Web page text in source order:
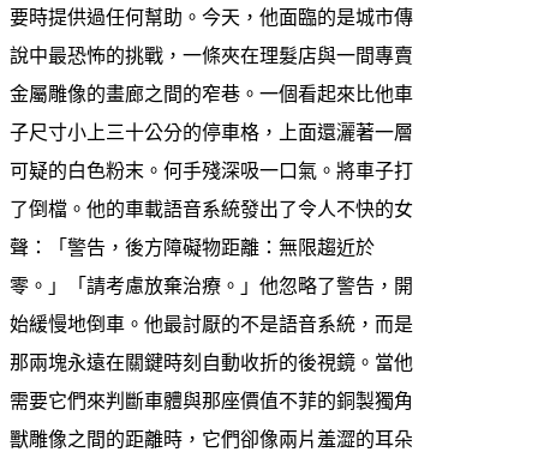
要時提供過任何幫助。今天，他面臨的是城市傳
說中最恐怖的挑戰，一條夾在理髮店與一間專賣
金屬雕像的畫廊之間的窄巷。一個看起來比他車
子尺寸小上三十公分的停車格，上面還灑著一層
可疑的白色粉末。何手殘深吸一口氣。將車子打
了倒檔。他的車載語音系統發出了令人不快的女
聲：「警告，後方障礙物距離：無限趨近於
零。」「請考慮放棄治療。」他忽略了警告，開
始緩慢地倒車。他最討厭的不是語音系統，而是
那兩塊永遠在關鍵時刻自動收折的後視鏡。當他
需要它們來判斷車體與那座價值不菲的銅製獨角
獸雕像之間的距離時，它們卻像兩片羞澀的耳朵